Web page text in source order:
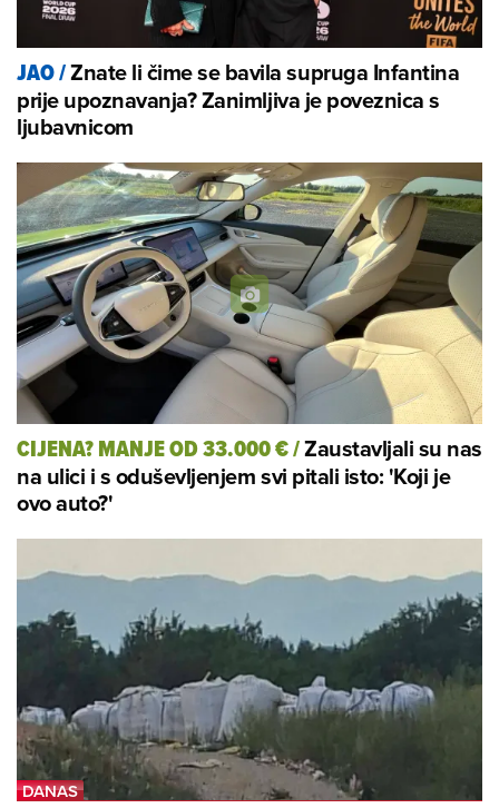
JAO/Znate li čime se bavila supruga Infantina
prije upoznavanja? Zanimljiva je poveznica s
ljubavnicom
CIJENA? MANJE OD 33.000 €/Zaustavljali su nas
na ulici i s oduševljenjem svi pitali isto: 'Koji je
ovo auto?'